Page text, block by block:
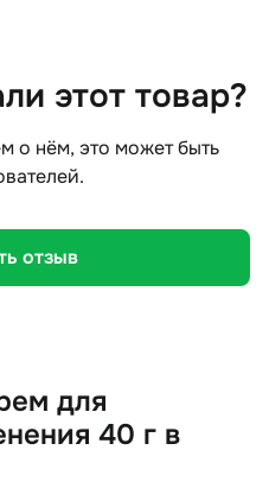
этот товар?
о нём, это может быть
отзыв
для
40 г в